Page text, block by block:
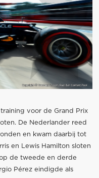
voor de Grand Prix
De Nederlander reed
en kwam daarbij tot
en Lewis Hamilton sloten
de tweede en derde
Pérez eindigde als